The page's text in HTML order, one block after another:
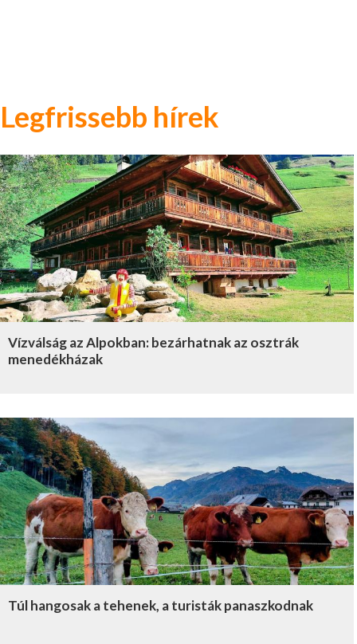
Legfrissebb hírek
Vízválság az Alpokban: bezárhatnak az osztrák
menedékházak
Túl hangosak a tehenek, a turisták panaszkodnak